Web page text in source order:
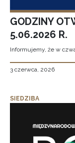
GODZINY
5.06.2026 R.
Informujemy, że w
3 czerwca, 2026
SIEDZIBA